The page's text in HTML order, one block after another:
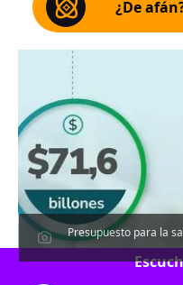
¿De
Presupuesto para la